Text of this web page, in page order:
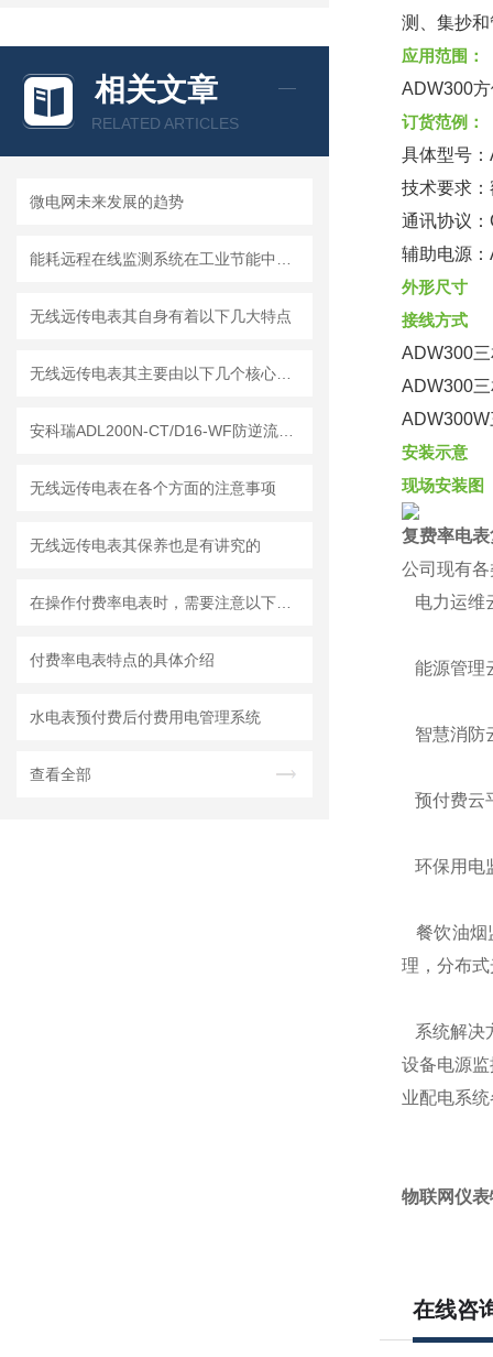
相关文章
RELATED ARTICLES
微电网未来发展的趋势
无线远传电表其自身有着以下几大特点
无线远传电表在各个方面的注意事项
无线远传电表其保养也是有讲究的
付费率电表特点的具体介绍
水电表预付费后付费用电管理系统
查看全部
测、集抄
应用范围：
ADW300
订货范例：
具体型号
技术要求
通讯协议
辅助电源
外形尺寸
接线方式
ADW300
ADW300
安装示意
现场安装图
复费率电表
公司现有
电力运维
能源管理
智慧消防
预付费云
环保用电
餐饮油烟
理，分布
系统解决
设备电源
业配电系
物联网仪表
在线咨